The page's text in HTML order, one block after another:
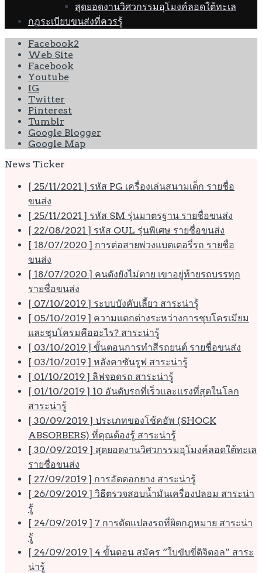
สุดยอดงานวิศวกรรมอุโมงค์ลอดใต้ทะเล
กฎระเบียบขนส่งที่ควรรู้
Facebook2
Web Site
Facebook
Youtube
IG
Twitter
Pinterest
Tumblr
Google Blogger
Google Map
News Ticker
[ 25/11/2021 ] รหัส PG เครื่องเล่นสนามเด็ก รายชื่อ
ขนส่ง
[ 25/11/2021 ] รหัส SM รุ่นมาตรฐาน รายชื่อขนส่ง
[ 22/08/2021 ] รหัส OUL รุ่นพิเศษ รายชื่อขนส่ง
[ 18/07/2020 ] การต่อสายพ่วงแบตเตอรี่รถ รายชื่อ
ขนส่ง
[ 18/07/2020 ] คนดังยังไม่ตาย เขาอยู่ท้ายรถบรรทุก
รายชื่อขนส่ง
[ 07/10/2019 ] ระบบบังคับเลี้ยว สาระน่ารู้
[ 05/10/2019 ] ความแตกต่างระหว่างการชุบโครเมียม
และชุบโครมคืออะไร? สาระน่ารู้
[ 03/10/2019 ] ขั้นตอนการทำสีรถยนต์ รายชื่อขนส่ง
[ 03/10/2019 ] หลังคาซันรูฟ สาระน่ารู้
[ 01/10/2019 ] ลิฟจอดรถ สาระน่ารู้
[ 01/10/2019 ] 10 อันดับรถที่เร็วและแรงที่สุดในโลก
สาระน่ารู้
[ 30/09/2019 ] ประเภทของโช้คอัพ (SHOCK
ABSORBERS) ที่คุณต้องรู้ สาระน่ารู้
[ 30/09/2019 ] สุดยอดงานวิศวกรรมอุโมงค์ลอดใต้ทะเล
รายชื่อขนส่ง
[ 27/09/2019 ] การอัดดอกยาง สาระน่ารู้
[ 26/09/2019 ] วิธีตรวจสอบน้ำมันเครื่องปลอม สาระน่า
รู้
[ 24/09/2019 ] 7 การดัดแปลงรถที่ผิดกฎหมาย สาระน่า
รู้
[ 24/09/2019 ] 4 ขั้นตอน สมัคร “ใบขับขี่ดิจิตอล” สาระ
น่ารู้